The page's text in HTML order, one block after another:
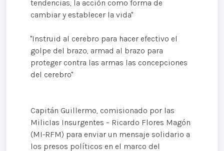
tendencias, la acción como forma de
cambiar y establecer la vida"
"Instruid al cerebro para hacer efectivo el
golpe del brazo, armad al brazo para
proteger contra las armas las concepciones
del cerebro"
Capitán Guillermo, comisionado por las
MilicIas Insurgentes – Ricardo Flores Magón
(MI-RFM) para enviar un mensaje solidario a
los presos políticos en el marco del